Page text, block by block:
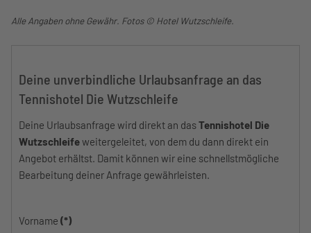
Alle Angaben ohne Gewähr. Fotos © Hotel Wutzschleife.
Deine unverbindliche Urlaubsanfrage an das
Tennishotel Die Wutzschleife
Deine Urlaubsanfrage wird direkt an dasTennishotel Die
Wutzschleifeweitergeleitet, von dem du dann direkt ein
Angebot erhältst. Damit können wir eine schnellstmögliche
Bearbeitung deiner Anfrage gewährleisten.
Vorname (*)